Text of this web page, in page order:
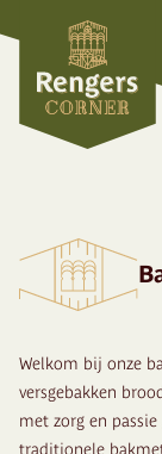
Welkom bij onze
versgebakken
met zorg en
traditionele